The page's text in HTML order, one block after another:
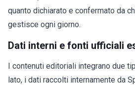
quanto dichiarato e confermato da
gestisce ogni giorno.
Dati interni e fonti ufficiali
I contenuti editoriali integrano due
lato, i dati raccolti internamente da